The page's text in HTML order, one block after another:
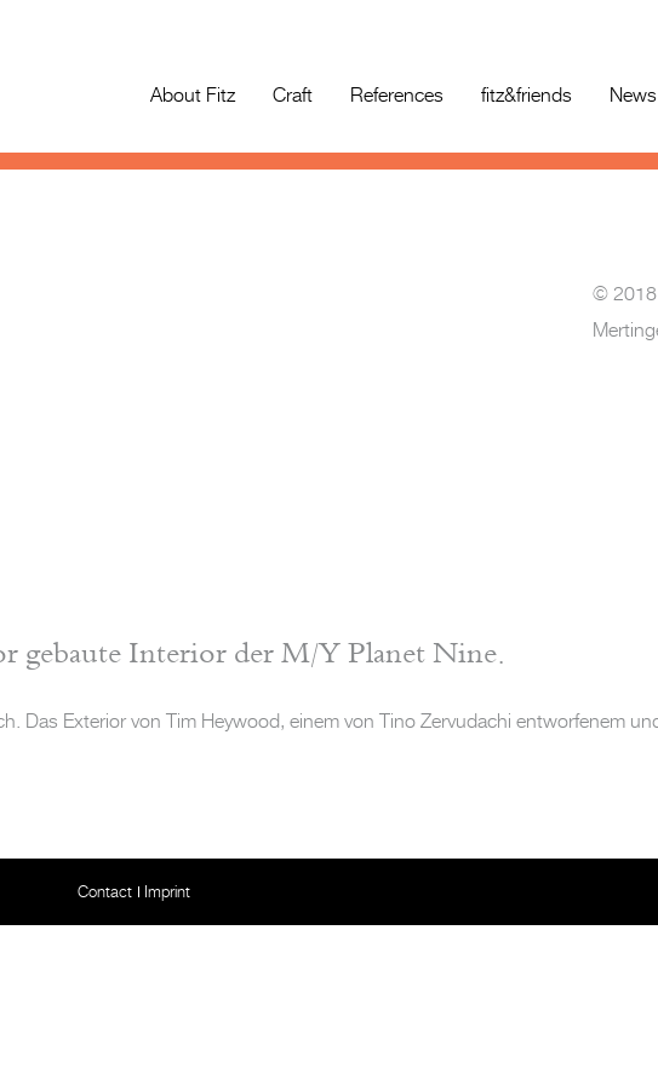
About Fitz Craft References fitz&friends News
© 2018
gebaute Interior der M/Y Planet Nine.
Das Exterior von Tim Heywood, einem von Tino Zervudachi entworfenem
Contact Imprint